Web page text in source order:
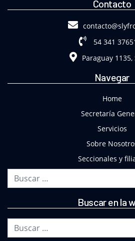
Contacto
54 341
Paraguay 1135,
Navegar
Home
Secretaría
Servicios
Sobre
Seccionales y
Buscar en la